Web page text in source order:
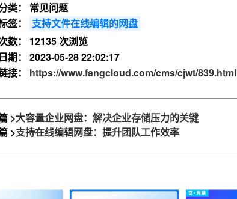
类：
常见问题
签：
支持文件在线编辑的网盘
数：
12135 次浏览
期：
2023-05-28 22:02:17
接：
https://www.fangcloud.com/cms/cjwt/839.html
>大容量企业网盘：解决企业存储压力的关键
>支持在线编辑网盘：提升团队工作效率